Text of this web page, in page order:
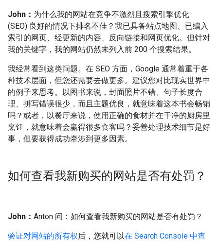
John： 为什么我的网站在竞争不激烈且搜索引擎优化
(SEO) 良好的情况下排名不佳？我已具备站点地图、已编入
索引的网页、经更新的内容、反向链接和网页优化。但针对
我的关键字，我的网站仍然未列入前 200 个搜索结果。
我经常看到这类问题。在 SEO 方面，Google 通常着重于各
种技术层面，但您还需要去做更多。建议您对比现实世界中
的例子来思考。以图书来说，封面照片不错、句子长度合
理、拼写错误很少，而且主题优良，就意味着这本书会畅销
吗？或者，以餐厅来说，使用正确的食材并在干净的厨房里
烹饪，就意味着会赢得很多食客吗？妥善处理技术细节是好
事，但要获得成功牵涉到更多因素。
如何查看我新购买的网站是否有处罚？
John： Anton 问：如何查看我新购买的网站是否有处罚？
验证对网站的所有权后，您就可以在 Search Console 中查